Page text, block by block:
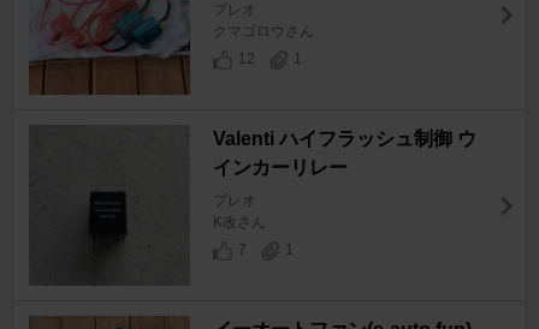
プレオ
クマゴロウさん
12
1
Valenti ハイフラッシュ制御 ウ
インカーリレー
プレオ
K改さん
7
1